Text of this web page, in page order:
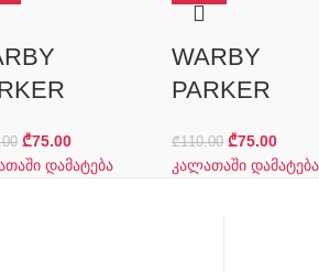
₾75.00
დამატება
WARBY
PARKER
₾110.00 ₾75.00
კალათაში დამატება